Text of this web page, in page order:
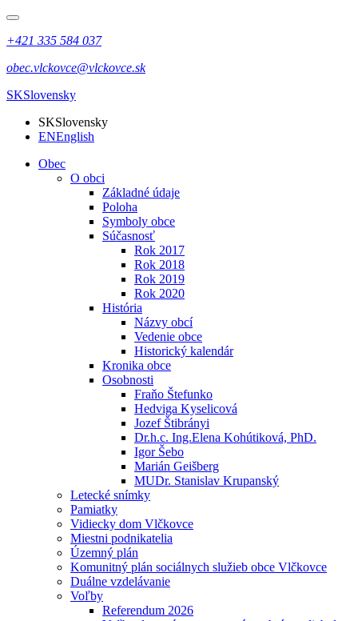
+421 335 584 037
obec.vlckovce@vlckovce.sk
SKSlovensky
SKSlovensky
ENEnglish
Obec
O obci
Základné údaje
Poloha
Symboly obce
Súčasnosť
Rok 2017
Rok 2018
Rok 2019
Rok 2020
História
Názvy obcí
Vedenie obce
Historický kalendár
Kronika obce
Osobnosti
Fraňo Štefunko
Hedviga Kyselicová
Jozef Štibrányi
Dr.h.c. Ing.Elena Kohútiková, PhD.
Igor Šebo
Marián Geišberg
MUDr. Stanislav Krupanský
Letecké snímky
Pamiatky
Vidiecky dom Vlčkovce
Miestni podnikatelia
Územný plán
Komunitný plán sociálnych služieb obce Vlčkovce
Duálne vzdelávanie
Voľby
Referendum 2026